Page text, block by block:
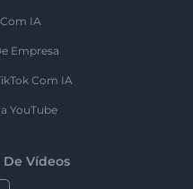
IA
Empresa
Com IA
YouTube
Vídeos